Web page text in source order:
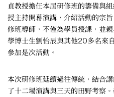
貞教授擔任本屆研修班的籌備與
授主持開幕演講，介紹活動的宗
修班導師，不僅為學員授課，並
學博士生劉怡辰與其他20多名來
參加是次活動。
本次研修班延續過往傳統，結合
了十二場演講與三天的田野考察